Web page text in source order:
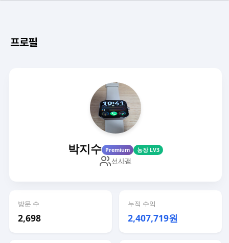
프로필
박지수 Premium 농장 LV3
선사팸
방문 수
2,698
누적 수익
2,407,719원